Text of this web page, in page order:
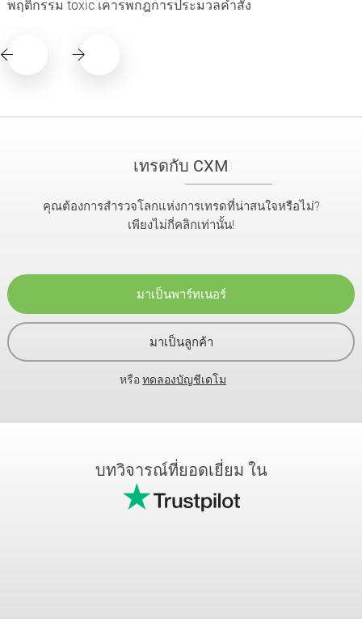
พฤติกรรม toxic เคารพกฎการประมวลคำสั่ง
เทรดกับ CXM
คุณต้องการสำรวจโลกแห่งการเทรดที่น่าสนใจหรือไม่?
เพียงไม่กี่คลิกเท่านั้น!
มาเป็นพาร์ทเนอร์
มาเป็นลูกค้า
หรือทดลองบัญชีเดโม
บทวิจารณ์ที่ยอดเยี่ยม ใน